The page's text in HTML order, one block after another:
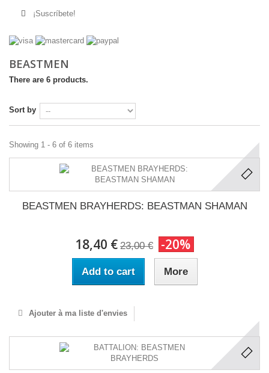
¡Suscríbete!
BEASTMEN
There are 6 products.
Sort by
Showing 1 - 6 of 6 items
BEASTMEN BRAYHERDS: BEASTMAN SHAMAN
18,40 € 23,00 € -20%
Add to cart More
Ajouter à ma liste d'envies